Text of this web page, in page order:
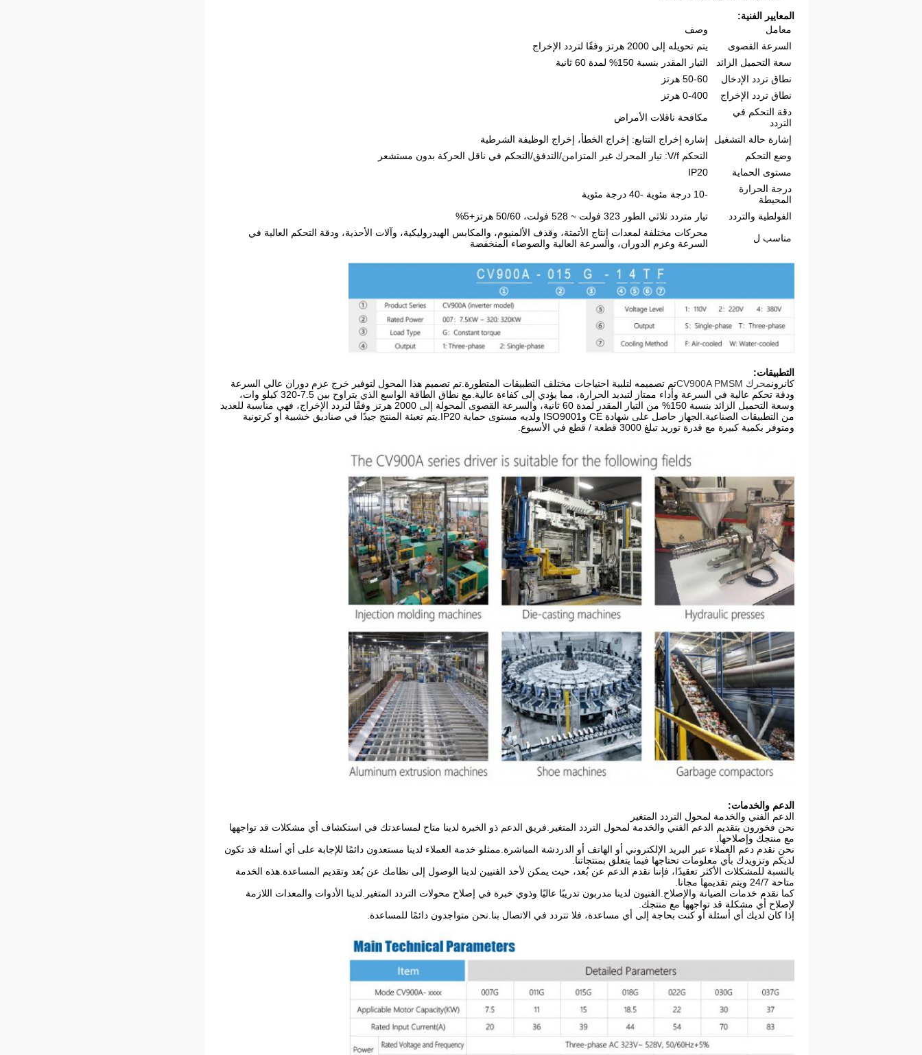
المعايير الفنية:
معامل
وصف
السرعة القصوى
يتم تحويله إلى 2000 هرتز وفقًا لتردد الإخراج
سعة التحميل الزائد
التيار المقدر بنسبة 150% لمدة 60 ثانية
نطاق تردد الإدخال
50-60 هرتز
نطاق تردد الإخراج
0-400 هرتز
دقة التحكم في
التردد
مكافحة ناقلات الأمراض
إشارة حالة التشغيل
إشارة إخراج التتابع: إخراج الخطأ، إخراج الوظيفة الشرطية
وضع التحكم
التحكم V/f: تيار المحرك غير المتزامن/التدفق/التحكم في ناقل الحركة بدون مستشعر
مستوى الحماية
IP20
درجة الحرارة
المحيطة
-10 درجة مئوية -40 درجة مئوية
الفولطية والتردد
تيار متردد ثلاثي الطور 323 فولت ~ 528 فولت، 50/60 هرتز+5%
مناسب ل
محركات مختلفة لمعدات إنتاج الأتمتة، وقذف الألمنيوم، والمكابس الهيدروليكية، وآلات الأحذية، ودقة التحكم العالية في
السرعة وعزم الدوران، والسرعة العالية والضوضاء المنخفضة
التطبيقات:
كانرونمحرك CV900A PMSM
تم تصميمه لتلبية احتياجات مختلف التطبيقات المتطورة.تم تصميم هذا المحول لتوفير خرج عزم دوران عالي السرعة
ودقة تحكم عالية في السرعة وأداء ممتاز لتبديد الحرارة، مما يؤدي إلى كفاءة عالية.مع نطاق الطاقة الواسع الذي يتراوح بين 7.5-320 كيلو وات،
وسعة التحميل الزائد بنسبة 150% من التيار المقدر لمدة 60 ثانية، والسرعة القصوى المحولة إلى 2000 هرتز وفقًا لتردد الإخراج، فهي مناسبة للعديد
من التطبيقات الصناعية.الجهاز حاصل على شهادة CE وISO9001 ولديه مستوى حماية IP20.يتم تعبئة المنتج جيدًا في صناديق خشبية أو كرتونية
ومتوفر بكمية كبيرة مع قدرة توريد تبلغ 3000 قطعة / قطع في الأسبوع.
الدعم والخدمات:
الدعم الفني والخدمة لمحول التردد المتغير
نحن فخورون بتقديم الدعم الفني والخدمة لمحول التردد المتغير.فريق الدعم ذو الخبرة لدينا متاح لمساعدتك في استكشاف أي مشكلات قد تواجهها
مع منتجك وإصلاحها.
نحن نقدم دعم العملاء عبر البريد الإلكتروني أو الهاتف أو الدردشة المباشرة.ممثلو خدمة العملاء لدينا مستعدون دائمًا للإجابة على أي أسئلة قد تكون
لديكم وتزويدك بأي معلومات تحتاجها فيما يتعلق بمنتجاتنا.
بالنسبة للمشكلات الأكثر تعقيدًا، فإننا نقدم الدعم عن بُعد، حيث يمكن لأحد الفنيين لدينا الوصول إلى نظامك عن بُعد وتقديم المساعدة.هذه الخدمة
متاحة 24/7 ويتم تقديمها مجانا.
كما نقدم خدمات الصيانة والإصلاح.الفنيون لدينا مدربون تدريبًا عاليًا وذوي خبرة في إصلاح محولات التردد المتغير.لدينا الأدوات والمعدات اللازمة
لإصلاح أي مشكلة قد تواجهها مع منتجك.
إذا كان لديك أي أسئلة أو كنت بحاجة إلى أي مساعدة، فلا تتردد في الاتصال بنا.نحن متواجدون دائمًا للمساعدة.